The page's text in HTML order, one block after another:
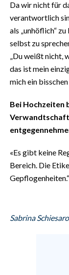
Da wir nicht für
verantwortlich
als „unhöflich“
selbst zu
„Du weißt nicht,
das ist mein
mich ein bisschen
Bei Hochzeiten
«Es gibt keine
Bereich. Die
Gepflogenheiten.“
Sabrina Schiesaro